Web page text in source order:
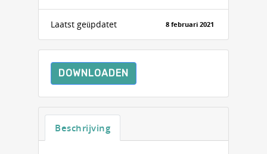
Laatst geüpdatet 8 februari 2021
DOWNLOADEN
Beschrijving